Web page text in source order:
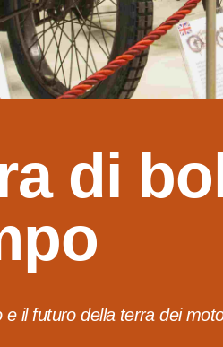
di
il futuro della terra dei